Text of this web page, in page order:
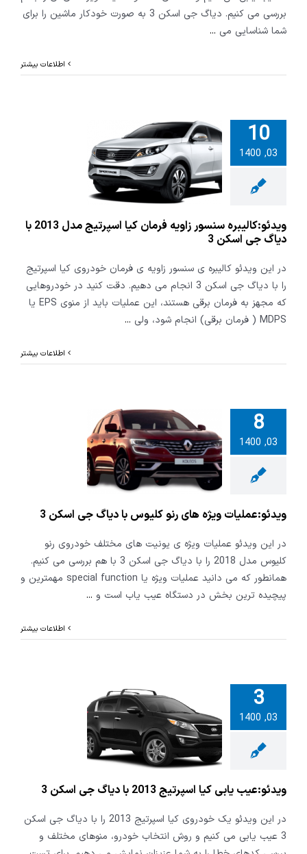
بررسی می کنیم. دیاگ جی اسکن 3 به صورت خودکار ماشین را برای
شما شناسایی می ...
اطلاعات بیشتر
10
03, 1400سنسور
فرمان کیا
اسکن 3
ویدئو:کالیبره سنسور زاویه فرمان کیا اسپرتیج مدل 2013 با
دیاگ جی اسکن 3
در این ویدئو کالیبره ی سنسور زاویه ی فرمان خودروی کیا اسپرتیج
را با دیاگ جی اسکن 3 انجام می دهیم. دقت کنید در خودروهایی
که مجهز به فرمان برقی هستند، این عملیات باید از منوی EPS یا
MDPS ( فرمان برقی) انجام شود، ولی
...
اطلاعات بیشتر
8
03, 1400ویژه
اسکن 3
ویدئو:عملیات ویژه های رنو کلیوس با دیاگ جی اسکن 3
در این ویدئو عملیات ویژه ی یونیت های مختلف خودروی رنو
کلیوس مدل 2018 را با دیاگ جی اسکن 3 با هم بررسی می کنیم.
همانطور که می دانید عملیات ویژه یا special function مهمترین و
پیچیده ترین بخش در دستگاه عیب یاب است و ...
اطلاعات بیشتر
3
03, 1400
یابی کیا
اسکن 3
ویدئو:عیب یابی کیا اسپرتیج 2013 با دیاگ جی اسکن 3
در این ویدئو یک خودروی کیا اسپرتیج 2013 را با دیاگ جی اسکن
3 عیب یابی می کنیم و روش انتخاب خودرو، منوهای مختلف و